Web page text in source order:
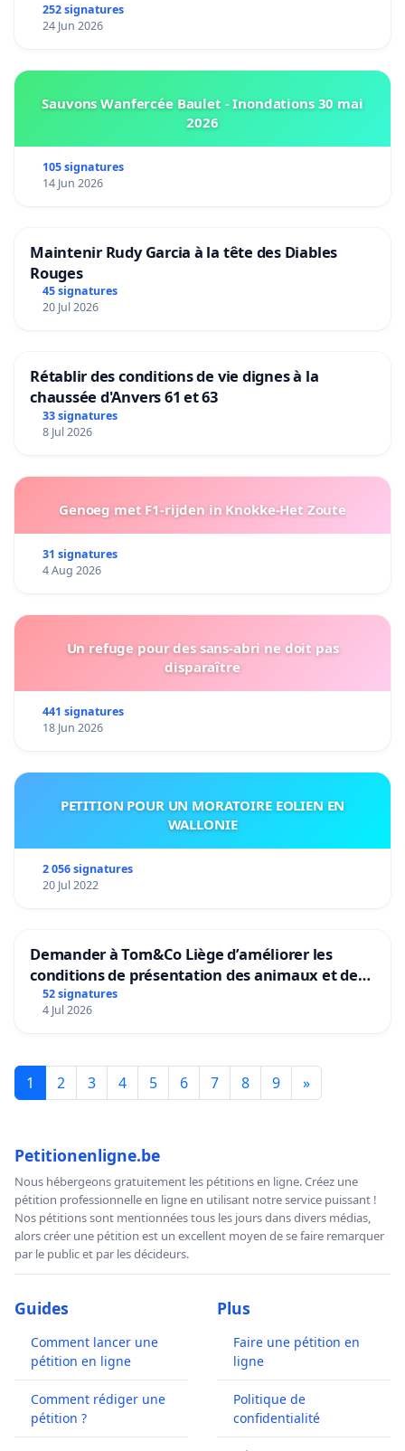
252 signatures
24 Jun 2026
Sauvons Wanfercée Baulet - Inondations 30 mai
2026
105 signatures
14 Jun 2026
Maintenir Rudy Garcia à la tête des Diables
Rouges
45 signatures
20 Jul 2026
Rétablir des conditions de vie dignes à la
chaussée d'Anvers 61 et 63
33 signatures
8 Jul 2026
Genoeg met F1-rijden in Knokke-Het Zoute
31 signatures
4 Aug 2026
Un refuge pour des sans-abri ne doit pas
disparaître
441 signatures
18 Jun 2026
PETITION POUR UN MORATOIRE EOLIEN EN
WALLONIE
2 056 signatures
20 Jul 2022
Demander à Tom&Co Liège d’améliorer les
conditions de présentation des animaux et de
mettre fin à la vente d’animaux en magasin
52 signatures
4 Jul 2026
1 2 3 4 5 6 7 8 9 »
Petitionenligne.be
Nous hébergeons gratuitement les pétitions en ligne. Créez une
pétition professionnelle en ligne en utilisant notre service puissant !
Nos pétitions sont mentionnées tous les jours dans divers médias,
alors créer une pétition est un excellent moyen de se faire remarquer
par le public et par les décideurs.
Guides
Comment lancer une
pétition en ligne
Comment rédiger une
pétition ?
Plus
Faire une pétition en
ligne
Politique de
confidentialité